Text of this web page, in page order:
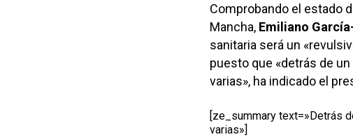
Comprobando el estado
Mancha, Emiliano
sanitaria será un
puesto que «detrás de
varias», ha indicado el
[ze_summary text=»Detrás
varias»]